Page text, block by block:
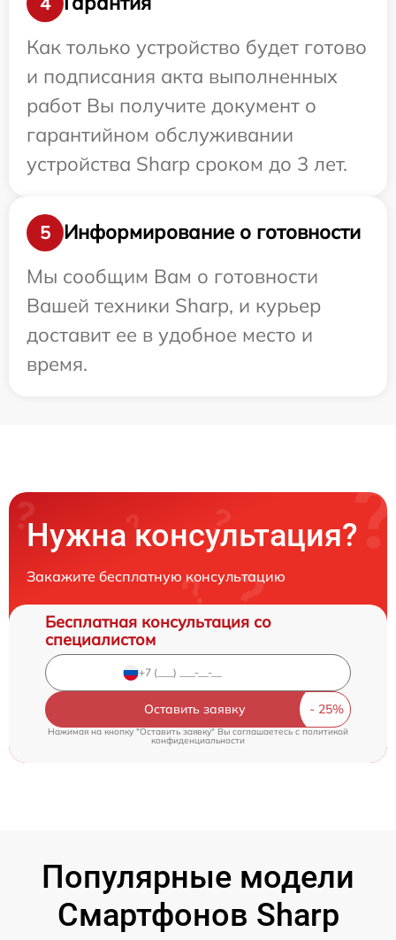
Как только устройство будет готово
и подписания акта выполненных
работ Вы получите документ о
гарантийном обслуживании
устройства Sharp сроком до 3 лет.
5
Информирование о готовности
Мы сообщим Вам о готовности
Вашей техники Sharp, и курьер
доставит ее в удобное место и
время.
Нужна консультация?
Закажите бесплатную консультацию
Бесплатная консультация со
специалистом
Оставить заявку
Нажимая на кнопку "Оставить заявку" Вы соглашаетесь cполитикой
конфиденциальности
Популярные модели
Смартфонов Sharp